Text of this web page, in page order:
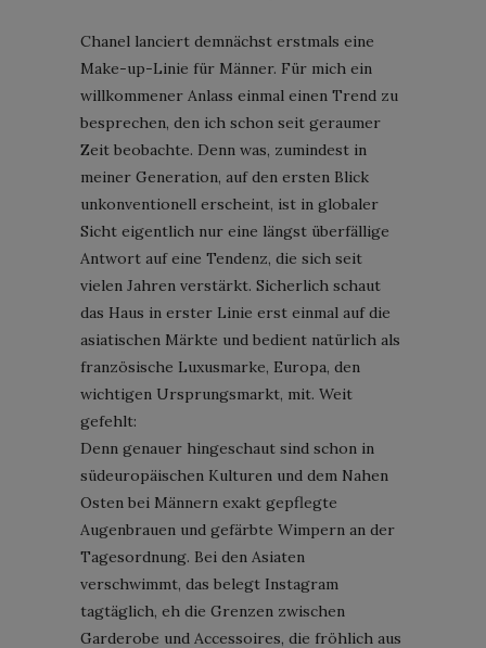
Chanel lanciert demnächst erstmals eine
Make-up-Linie für Männer. Für mich ein
willkommener Anlass einmal einen Trend zu
besprechen, den ich schon seit geraumer
Zeit beobachte. Denn was, zumindest in
meiner Generation, auf den ersten Blick
unkonventionell erscheint, ist in globaler
Sicht eigentlich nur eine längst überfällige
Antwort auf eine Tendenz, die sich seit
vielen Jahren verstärkt. Sicherlich schaut
das Haus in erster Linie erst einmal auf die
asiatischen Märkte und bedient natürlich als
französische Luxusmarke, Europa, den
wichtigen Ursprungsmarkt, mit. Weit
gefehlt:
Denn genauer hingeschaut sind schon in
südeuropäischen Kulturen und dem Nahen
Osten bei Männern exakt gepflegte
Augenbrauen und gefärbte Wimpern an der
Tagesordnung. Bei den Asiaten
verschwimmt, das belegt Instagram
tagtäglich, eh die Grenzen zwischen
Garderobe und Accessoires, die fröhlich aus